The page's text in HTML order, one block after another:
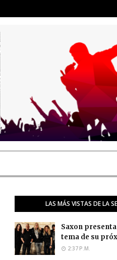
LAS MÁS VISTAS DE LA
Saxon
tema de su
2:37 P.M.